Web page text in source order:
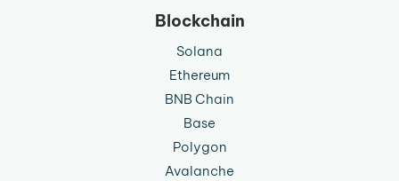
Blockchain
Solana
Ethereum
BNB Chain
Base
Polygon
Avalanche